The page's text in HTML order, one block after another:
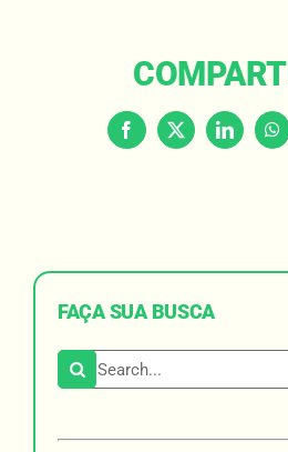
Facebook
X
FAÇA SUA BUSCA
Search for: